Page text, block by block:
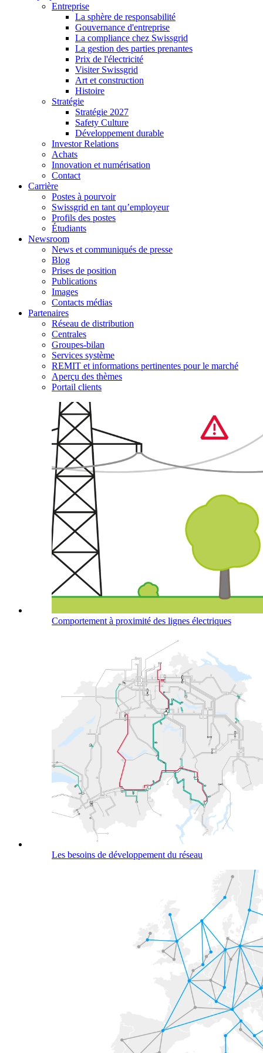
Entreprise
La sphère de responsabilité
Gouvernance d'entreprise
La compliance chez Swissgrid
La gestion des parties prenantes
Prix de l'électricité
Visiter Swissgrid
Art et construction
Histoire
Stratégie
Stratégie 2027
Safety Culture
Développement durable
Investor Relations
Achats
Innovation et numérisation
Contact
Carrière
Postes à pourvoir
Swissgrid en tant qu’employeur
Profils des postes
Étudiants
Newsroom
News et communiqués de presse
Blog
Prises de position
Publications
Images
Contacts médias
Partenaires
Réseau de distribution
Centrales
Groupes-bilan
Services système
REMIT et informations pertinentes pour le marché
Aperçu des thèmes
Portail clients
Comportement à proximité des lignes électriques
Les besoins de développement du réseau